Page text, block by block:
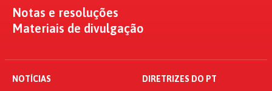
Notas e resoluções
Materiais de divulgação
NOTÍCIAS DIRETRIZES DO PT